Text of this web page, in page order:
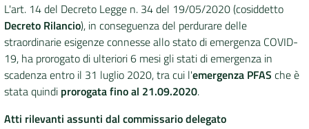
L'art. 14 del Decreto Legge n. 34 del 19/05/2020 (cosiddetto
Decreto Rilancio), in conseguenza del perdurare delle
straordinarie esigenze connesse allo stato di emergenza COVID-
19, ha prorogato di ulteriori 6 mesi gli stati di emergenza in
scadenza entro il 31 luglio 2020, tra cui l'emergenza PFAS che è
stata quindi prorogata fino al 21.09.2020.
Atti rilevanti assunti dal commissario delegato